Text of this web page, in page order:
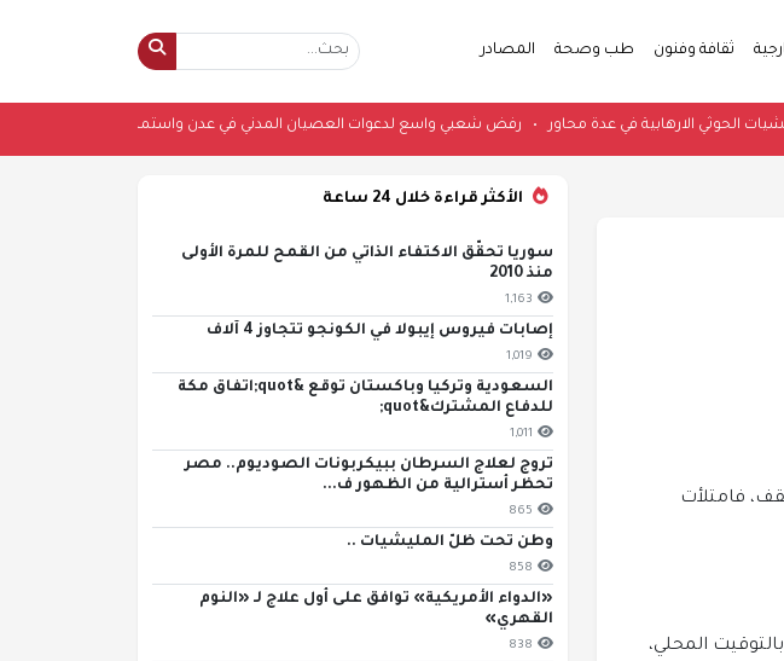
ثقافة وفنون طب وصحة المصادر
مليشيات الحوثي الارهابية في عدة محاور•رفض شعبي واسع لدعوات العصيان المدني في عدن واستمرار الحياة
فامتلأت
المحلي،
الأكثر قراءة خلال 24 ساعة
سوريا تحقّق الاكتفاء الذاتي من القمح للمرة الأولى
منذ 2010
1,163
إصابات فيروس إيبولا في الكونجو تتجاوز 4 آلاف
1,019
السعودية وتركيا وباكستان توقع &quot;اتفاق مكة
للدفاع المشترك&quot;
1,011
تروج لعلاج السرطان ببيكربونات الصوديوم.. مصر
تحظر أسترالية من الظهور ف...
865
وطن تحت ظلّ المليشيات ..
858
«الدواء الأمريكية» توافق على أول علاج لـ «النوم
القهري»
838